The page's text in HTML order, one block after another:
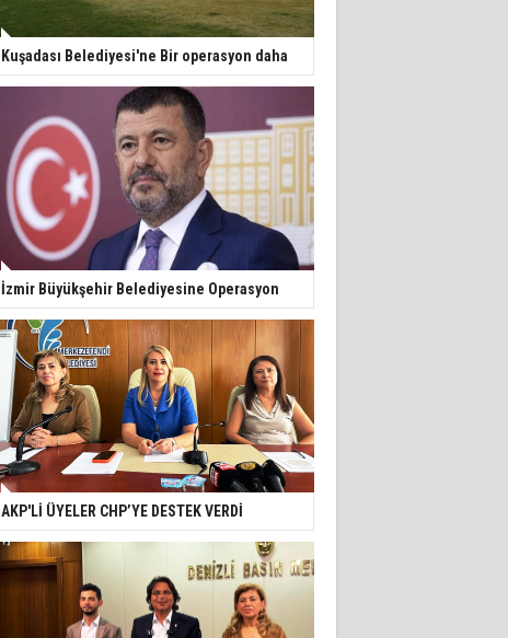
Kuşadası Belediyesi'ne Bir operasyon daha
İzmir Büyükşehir Belediyesine Operasyon
AKP'Lİ ÜYELER CHP’YE DESTEK VERDİ